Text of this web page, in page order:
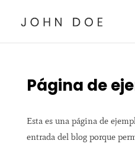
Página de
Esta es una página de
entrada del blog porque